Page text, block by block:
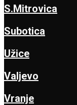
S.Mitrovica
Subotica
Užice
Valjevo
Vranje